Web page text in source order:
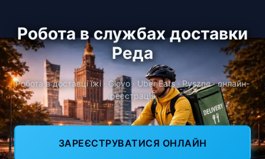
Робота в службах доставки
Реда
Робота в доставці їжі · Glovo · Uber Eats · Pyszne · онлайн-
реєстрація
ЗАРЕЄСТРУВАТИСЯ ОНЛАЙН